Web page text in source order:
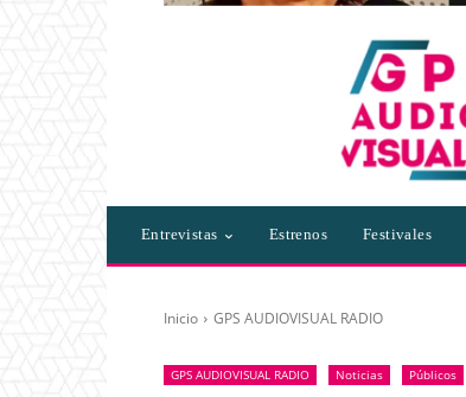
Entrevistas Estrenos Festivales
Inicio GPS AUDIOVISUAL RADIO
GPS AUDIOVISUAL RADIO Noticias Públicos